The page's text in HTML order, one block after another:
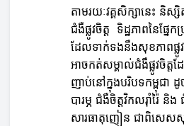
តាមរយៈវគ្គសិក្សានេះ និស្សិ
ជំងឺផ្លូវចិត្ត ទិដ្ឋភាពនៃផ្នែ
ដែលទាក់ទងនឹងសុខភាពផ្លូ
អាចកត់សម្គាល់ជំងឺផ្លូវចិត្ត
ញាប់នៅក្នុងបរិបទកម្ពុជា
បារម្ភ ជំងឺចិត្តវិកលរ៉ាំរ៉ៃ
សារធាតុញៀន ជាពិសេសសុ